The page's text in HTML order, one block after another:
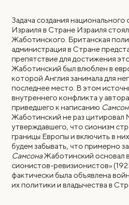
Задача создания национального
Израиля в Стране Израиля
Жаботинского. Британская
администрация в Стране
препятствие для достижения
Жаботинский был влюблен в
которой Англия занимала для
последнее место. В этом
внутреннего конфликта у
приведшего к написанию
Жаботинский не раз цитировал
утверждавшего, что сионизм
границы Европы и включить в
будем забывать, что примерно
СамсонаЖаботинский основал
сионистов-ревизионистов»
фактически была объявлена
их политики и владычества в